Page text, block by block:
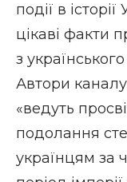
події в
цікаві факти
з
Автори
«ведуть
подолання
українцям за